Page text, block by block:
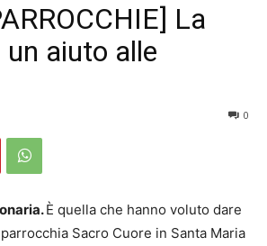
La
aiuto alle
0
È quella che hanno voluto dare
Sacro Cuore in Santa Maria